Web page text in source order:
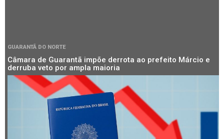
GUARANTÃ DO NORTE
Câmara de Guarantã impõe derrota ao prefeito Márcio e
derruba veto por ampla maioria